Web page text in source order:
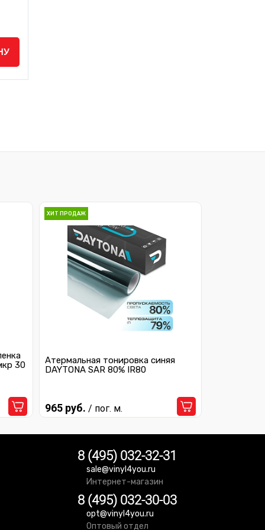
30
ХИТ ПРОДАЖ
Атермальная тонировка синяя
DAYTONA SAR 80% IR80
965 руб. / пог. м.
8 (495) 032-32-31
sale@vinyl4you.ru
Интернет-магазин
8 (495) 032-30-03
opt@vinyl4you.ru
Оптовый отдел